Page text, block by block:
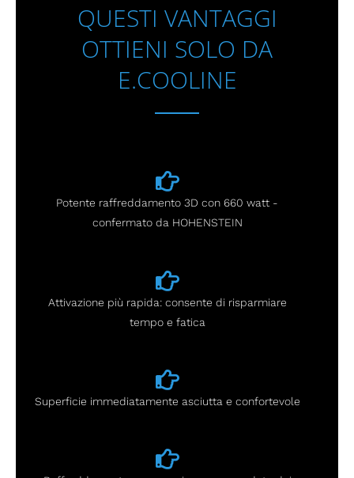
QUESTI VANTAGGI
OTTIENI SOLO DA
E.COOLINE
Potente raffreddamento 3D con 660 watt -
confermato da HOHENSTEIN
Attivazione più rapida: consente di risparmiare
tempo e fatica
Superficie immediatamente asciutta e confortevole